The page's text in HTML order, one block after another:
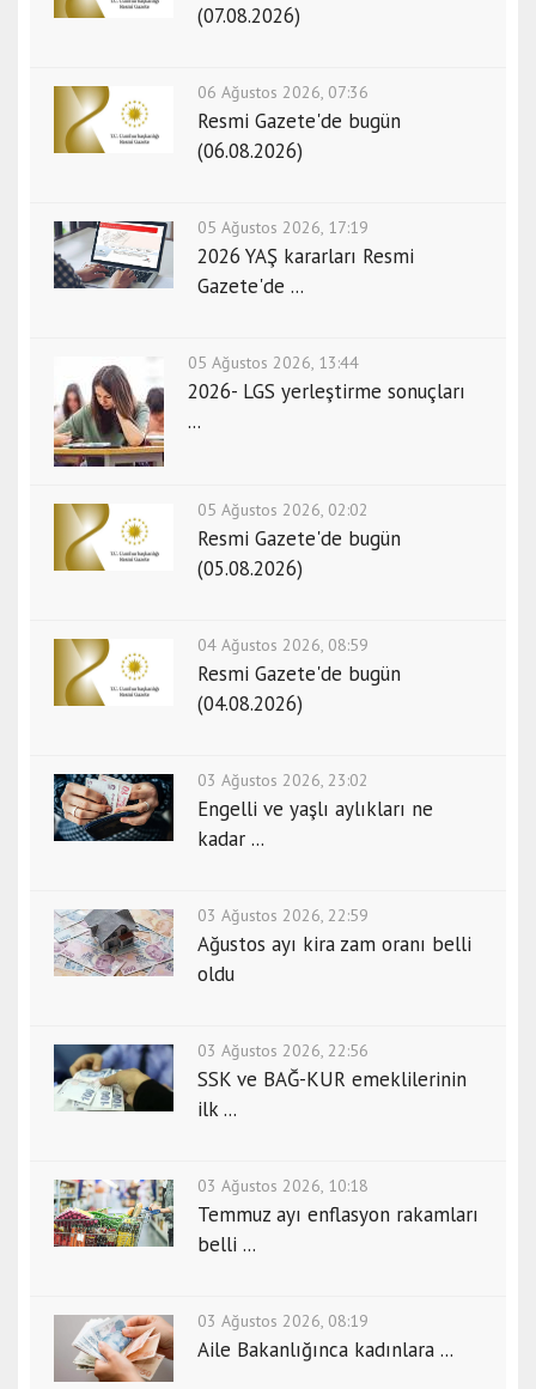
(07.08.2026)
06 Ağustos 2026, 07:36
Resmi Gazete'de bugün
(06.08.2026)
05 Ağustos 2026, 17:19
2026 YAŞ kararları Resmi
Gazete'de ...
05 Ağustos 2026, 13:44
2026- LGS yerleştirme sonuçları
...
05 Ağustos 2026, 02:02
Resmi Gazete'de bugün
(05.08.2026)
04 Ağustos 2026, 08:59
Resmi Gazete'de bugün
(04.08.2026)
03 Ağustos 2026, 23:02
Engelli ve yaşlı aylıkları ne
kadar ...
03 Ağustos 2026, 22:59
Ağustos ayı kira zam oranı belli
oldu
03 Ağustos 2026, 22:56
SSK ve BAĞ-KUR emeklilerinin
ilk ...
03 Ağustos 2026, 10:18
Temmuz ayı enflasyon rakamları
belli ...
03 Ağustos 2026, 08:19
Aile Bakanlığınca kadınlara ...